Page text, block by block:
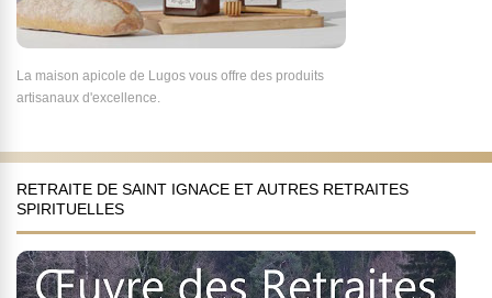
La maison apicole de Lugos vous offre des produits
artisanaux d'excellence.
RETRAITE DE SAINT IGNACE ET AUTRES RETRAITES
SPIRITUELLES